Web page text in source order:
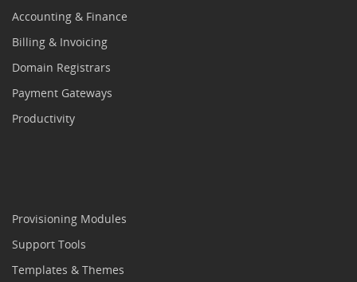
Accounting & Finance
Billing & Invoicing
Domain Registrars
Payment Gateways
Productivity
Provisioning Modules
Support Tools
Templates & Themes